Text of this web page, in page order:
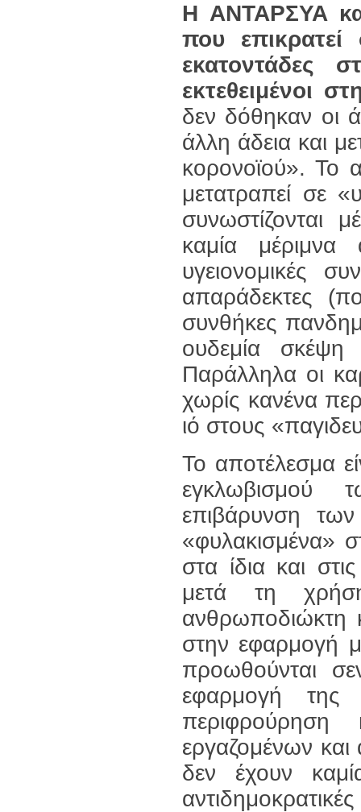
Η ΑΝΤΑΡΣΥΑ
που
εκατοντάδες
εκτεθειμένοι
δεν δόθηκαν οι
άλλη άδεια και
κορονοϊού». Το
μετατραπεί σε
συνωστίζονται
καμία
υγειονομικές
απαράδεκτες
συνθήκες
ουδεμία σκέψη
Παράλληλα οι
χωρίς κανένα
ιό στους
Το αποτέλεσμα
εγκλωβισμού
επιβάρυνση
«φυλακισμένα»
στα ίδια και
μετά τη
ανθρωποδιώκτη
στην εφαρμογή
προωθούνται
εφαρμογή της
περιφρούρηση
εργαζομένων
δεν έχουν